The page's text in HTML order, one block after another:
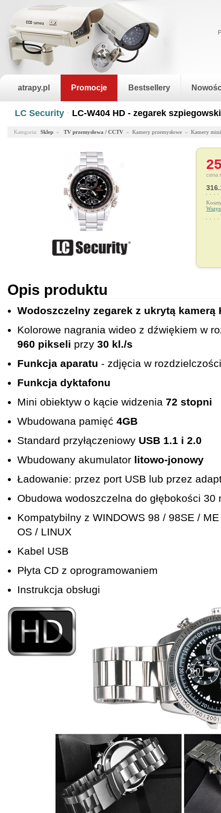
atrapy.pl Promocje Bestsellery
LC Security · LC-W404 HD - zegarek
Kategoria: Sklep » TV przemysłowa / CCTV » Kamery przemysłowe » Kamery
cena
Opis produktu
Wodoszczelny zegarek z ukrytą kamerą
Kolorowe nagrania wideo z dźwiękiem w
960 pikseli przy 30 kl./s
Funkcja aparatu - zdjęcia w
Funkcja dyktafonu
Mini obiektyw o kącie widzenia 72 stopni
Wbudowana pamięć 4GB
Standard przyłączeniowy USB 1.1 i 2.0
Wbudowany akumulator litowo-jonowy
Ładowanie: przez port USB lub przez
Obudowa wodoszczelna do głębokości 30
Kompatybilny z WINDOWS 98 / 98SE /
OS / LINUX
Kabel USB
Płyta CD z oprogramowaniem
Instrukcja obsługi